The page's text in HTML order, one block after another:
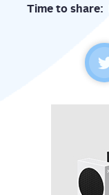
Time to share: